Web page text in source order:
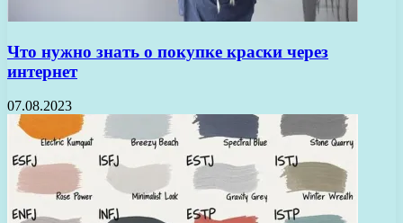
Что нужно знать о покупке краски через
интернет
07.08.2023